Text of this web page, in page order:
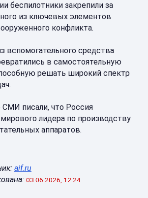
беспилотники закрепили за
из ключевых элементов
конфликта.
вспомогательного средства
в самостоятельную
решать широкий спектр
СМИ писали, что Россия
лидера по производству
аппаратов.
aif.ru
03.06.2026, 12:24